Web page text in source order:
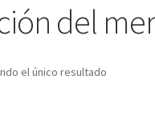
del
el único resultado